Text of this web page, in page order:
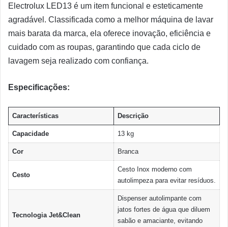
Electrolux LED13 é um item funcional e esteticamente
agradável. Classificada como a melhor máquina de lavar
mais barata da marca, ela oferece inovação, eficiência e
cuidado com as roupas, garantindo que cada ciclo de
lavagem seja realizado com confiança.
Especificações:
Características Descrição
Capacidade 13 kg
Cor Branca
Cesto
Cesto Inox moderno com
autolimpeza para evitar resíduos.
Tecnologia Jet&Clean
Dispenser autolimpante com
jatos fortes de água que diluem
sabão e amaciante, evitando